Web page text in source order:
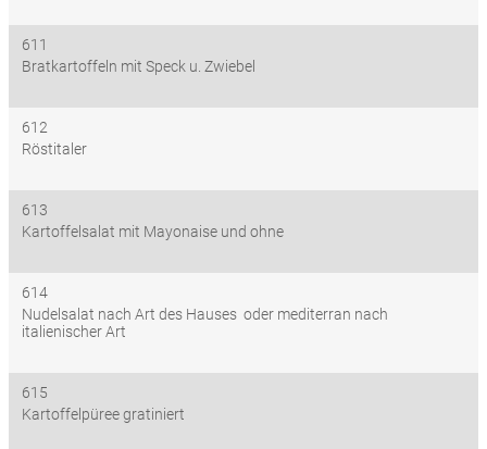
611
Bratkartoffeln mit Speck u. Zwiebel
612
Röstitaler
613
Kartoffelsalat mit Mayonaise und ohne
614
Nudelsalat nach Art des Hauses oder mediterran nach
italienischer Art
615
Kartoffelpüree gratiniert